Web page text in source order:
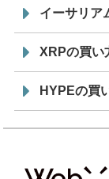
イーサリア
XRPの買い
HYPEの買